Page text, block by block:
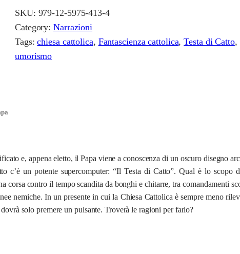
o
q
u
a
SKU: 979-12-5975-413-4
Category:Narrazioni
Tags:chiesa cattolica, Fantascienza cattolica, Testa di Catto
umorismo
e, appena eletto, il Papa viene a conoscenza di un oscuro disegno
c’è un potente supercomputer: “Il Testa di Catto”. Qual è lo scopo
contro il tempo scandita da bonghi e chitarre, tra comandamenti
nemiche. In un presente in cui la Chiesa Cattolica è sempre meno
solo premere un pulsante. Troverà le ragioni per farlo?